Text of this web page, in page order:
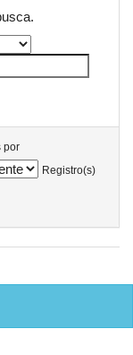
por
Registro(s)